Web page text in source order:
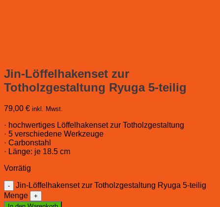
Jin-Löffelhakenset zur
Totholzgestaltung Ryuga 5-teilig
79,00 € inkl. Mwst.
· hochwertiges Löffelhakenset zur Totholzgestaltung
· 5 verschiedene Werkzeuge
· Carbonstahl
· Länge: je 18.5 cm
Vorrätig
Jin-Löffelhakenset zur Totholzgestaltung Ryuga 5-teilig
Menge